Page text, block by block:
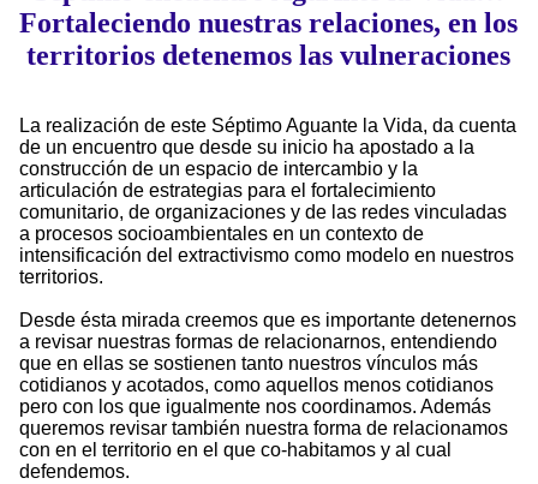
Fortaleciendo nuestras relaciones, en los
territorios detenemos las vulneraciones
La realización de este Séptimo Aguante la Vida, da cuenta
de un encuentro que desde su inicio ha apostado a la
construcción de un espacio de intercambio y la
articulación de estrategias para el fortalecimiento
comunitario, de organizaciones y de las redes vinculadas
a procesos socioambientales en un contexto de
intensificación del extractivismo como modelo en nuestros
territorios.
Desde ésta mirada creemos que es importante detenernos
a revisar nuestras formas de relacionarnos, entendiendo
que en ellas se sostienen tanto nuestros vínculos más
cotidianos y acotados, como aquellos menos cotidianos
pero con los que igualmente nos coordinamos. Además
queremos revisar también nuestra forma de relacionamos
con en el territorio en el que co-habitamos y al cual
defendemos.